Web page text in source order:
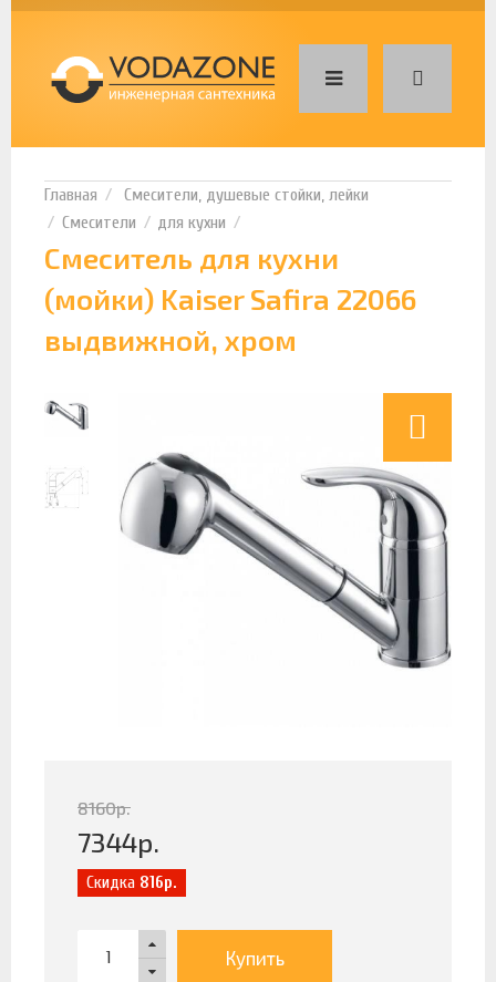
Смесители, душевые стойки, лейки
Смесители
для кухни
Смеситель для кухни
(мойки) Kaiser Safira 22066
выдвижной, хром
8160р.
7344р.
Скидка 816р.
Купить